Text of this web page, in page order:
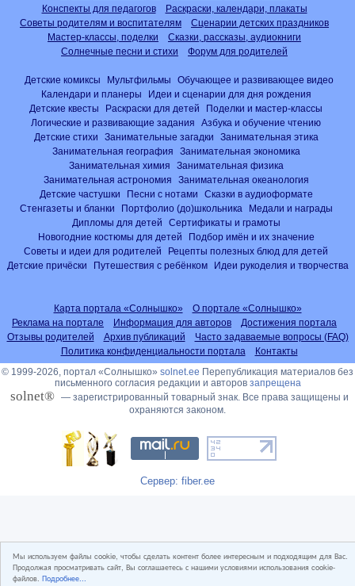
Мы используем файлы cookie, чтобы сделать контент более интересным и подходящим для Вас.
Продолжая просматривать сайт, Вы соглашаетесь с нашими условиями использования cookie-
файлов. Подробнее...
Конспекты для педагогов
Раскраски, календари, плакаты
Советы родителям и воспитателям
Сценарии детских праздников
Мастер-классы, поделки
Сказки, рассказы, аудиокниги
Солнечные песни и стихи
Форум для родителей
Детские комиксы Мультфильмы
Обучающее и развивающее видео
Календари и планеры
Идеи и сценарии для дня рождения
Детские квесты
Раскраски для детей
Поделки и мастер-классы
Логические и развивающие задания
Азбука и обучение чтению
Детские стихи
Занимательные загадки
Занимательная этика
Занимательная география
Занимательная экономика
Занимательная химия
Занимательная физика
Занимательная астрономия
Занимательная океанология
Детские частушки
Песни с нотами
Сказки в аудиоформате
Стенгазеты и бланки
Портфолио (до)школьника
Медали и награды
Дипломы для детей
Сертификаты и грамоты
Новогодние костюмы для детей
Подбор имён и их значение
Советы и идеи для родителей
Рецепты полезных блюд для детей
Детские причёски
Путешествия с ребёнком Идеи рукоделия и творчества
Карта портала «Солнышко»
О портале «Солнышко»
Реклама на портале
Информация для авторов
Достижения портала
Отзывы родителей
Архив публикаций
Часто задаваемые вопросы (FAQ)
Политика конфиденциальности портала
Контакты
© 1999-2026, портал «Солнышко» solnet.ee Перепубликация материалов без
письменного согласия редакции и авторов запрещена
solnet® — зарегистрированный товарный знак. Все права защищены и
охраняются законом.
Сервер: fiber.ee